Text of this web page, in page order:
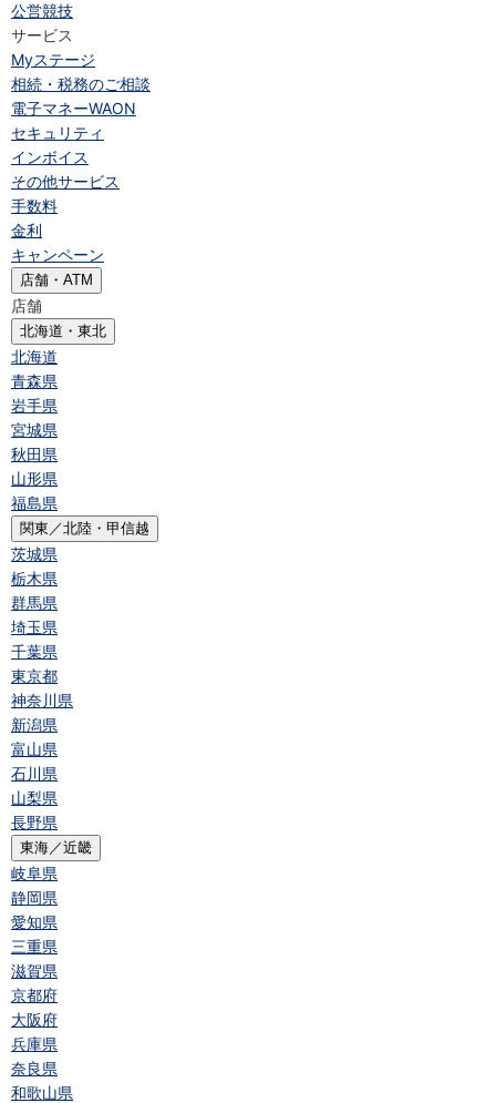
公営競技
サービス
Myステージ
相続・税務のご相談
電子マネーWAON
セキュリティ
インボイス
その他サービス
手数料
金利
キャンペーン
店舗・ATM
店舗
北海道・東北
北海道
青森県
岩手県
宮城県
秋田県
山形県
福島県
関東／北陸・甲信越
茨城県
栃木県
群馬県
埼玉県
千葉県
東京都
神奈川県
新潟県
富山県
石川県
山梨県
長野県
東海／近畿
岐阜県
静岡県
愛知県
三重県
滋賀県
京都府
大阪府
兵庫県
奈良県
和歌山県